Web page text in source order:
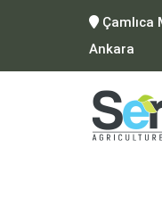
Çamlıca
Ankara